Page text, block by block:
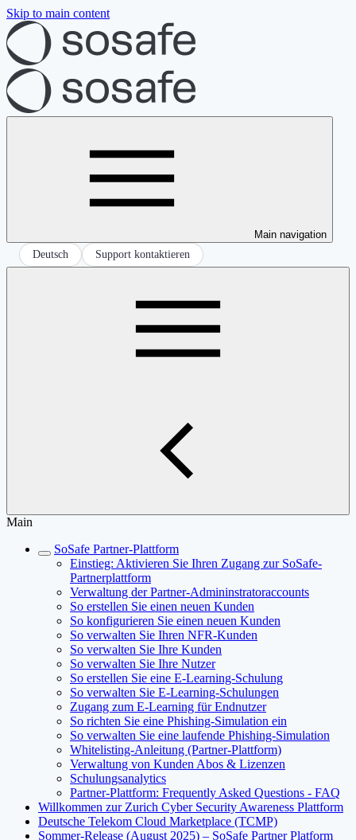
Skip to main content
Main navigation
Deutsch
Support kontaktieren
Main
SoSafe Partner-Plattform
Einstieg: Aktivieren Sie Ihren Zugang zur SoSafe-
Partnerplattform
Verwaltung der Partner-Admininstratoraccounts
So erstellen Sie einen neuen Kunden
So konfigurieren Sie einen neuen Kunden
So verwalten Sie Ihren NFR-Kunden
So verwalten Sie Ihre Kunden
So verwalten Sie Ihre Nutzer
So erstellen Sie eine E-Learning-Schulung
So verwalten Sie E-Learning-Schulungen
Zugang zum E-Learning für Endnutzer
So richten Sie eine Phishing-Simulation ein
So verwalten Sie eine laufende Phishing-Simulation
Whitelisting-Anleitung (Partner-Plattform)
Verwaltung von Kunden Abos & Lizenzen
Schulungsanalytics
Partner-Plattform: Frequently Asked Questions - FAQ
Willkommen zur Zurich Cyber Security Awareness Plattform
Deutsche Telekom Cloud Marketplace (TCMP)
Sommer-Release (August 2025) – SoSafe Partner Platform